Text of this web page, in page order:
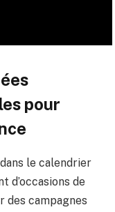
pour
le calendrier
d’occasions de
des campagnes